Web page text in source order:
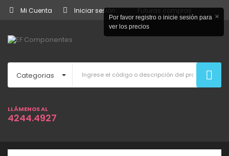
Mi Cuenta Iniciar sesión Futuras compras
Categorias
LLÁMENOS AL
4244.4927
×
Por favor registro o inicie sesión para
ver los precios